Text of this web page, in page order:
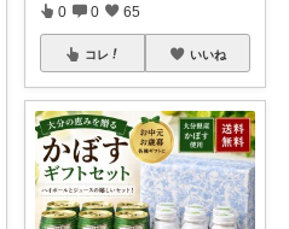
0 0 65
コレ いいね